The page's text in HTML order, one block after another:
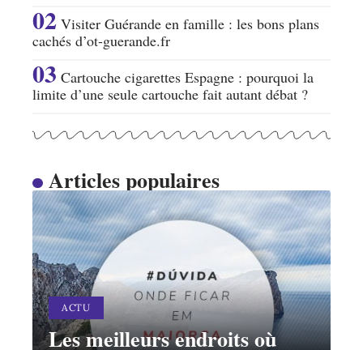
Visiter Guérande en famille : les bons plans
cachés d’ot-guerande.fr
Cartouche cigarettes Espagne : pourquoi la
limite d’une seule cartouche fait autant débat ?
Articles populaires
ACTU
Les meilleurs endroits où